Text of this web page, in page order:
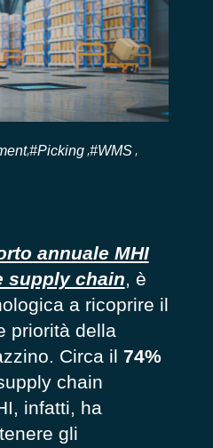
,#Picking,#WMS,
annuale MHI
supply chain, è
a ricoprire il
priorità della
Circa il 74%
chain
infatti, ha
gli